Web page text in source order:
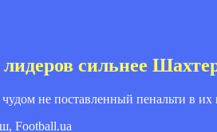
сильнее
не поставленный пенальти в их